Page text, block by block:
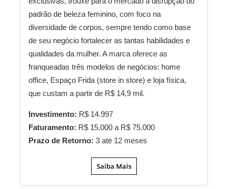
padrão de beleza feminino, com foco na
diversidade de corpos, sempre tendo como base
de seu negócio fortalecer as tantas habilidades e
qualidades da mulher. A marca oferece as
franqueadas três modelos de negócios: home
office, Espaço Frida (store in store) e loja física,
que custam a partir de R$ 14,9 mil.
Investimento: R$ 14.997
Faturamento: R$ 15.000 a R$ 75.000
Prazo de Retorno: 3 até 12 meses
Saiba Mais